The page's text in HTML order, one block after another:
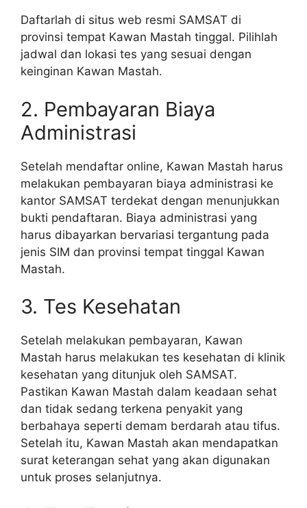
Daftarlah di situs web resmi SAMSAT di
provinsi tempat Kawan Mastah tinggal. Pilihlah
jadwal dan lokasi tes yang sesuai dengan
keinginan Kawan Mastah.
2. Pembayaran Biaya
Administrasi
Setelah mendaftar online, Kawan Mastah harus
melakukan pembayaran biaya administrasi ke
kantor SAMSAT terdekat dengan menunjukkan
bukti pendaftaran. Biaya administrasi yang
harus dibayarkan bervariasi tergantung pada
jenis SIM dan provinsi tempat tinggal Kawan
Mastah.
3. Tes Kesehatan
Setelah melakukan pembayaran, Kawan
Mastah harus melakukan tes kesehatan di klinik
kesehatan yang ditunjuk oleh SAMSAT.
Pastikan Kawan Mastah dalam keadaan sehat
dan tidak sedang terkena penyakit yang
berbahaya seperti demam berdarah atau tifus.
Setelah itu, Kawan Mastah akan mendapatkan
surat keterangan sehat yang akan digunakan
untuk proses selanjutnya.